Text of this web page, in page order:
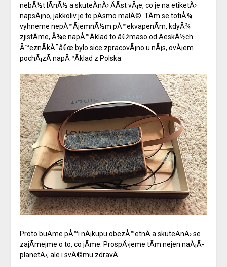
nebÃ½t lÃ­nÃ½ a skuteÄnÄ› ÄÃ­st vÅ¡e, co je na etiketÄ›
napsÃ¡no, jakkoliv je to pÃ­smo malÃ©. TÃ­m se totiÅ¾
vyhneme nepÅ™Ã­jemnÃ½m pÅ™ekvapenÃ­m, kdyÅ¾
zjistÃ­me, Å¾e napÅ™Ã­klad to â€žmaso od ÄeskÃ½ch
Å™eznÃ­kÅ¯â€œ bylo sice zpracovÃ¡no u nÃ¡s, ovÅ¡em
pochÃ¡zÃ­ napÅ™Ã­klad z Polska.
Proto buÄme pÅ™i nÃ¡kupu obezÅ™etnÃ­ a skuteÄnÄ› se
zajÃ­mejme o to, co jÃ­me. ProspÄ›jeme tÃ­m nejen naÅ¡Ã­
planetÄ›, ale i svÃ©mu zdravÃ­.